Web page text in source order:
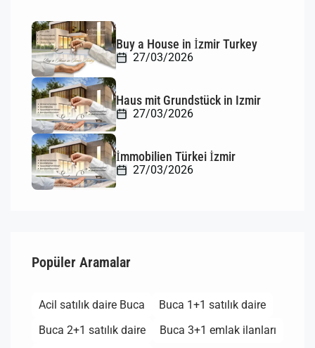
Buy a House in İzmir Turkey
27/03/2026
Haus mit Grundstück in Izmir
27/03/2026
İmmobilien Türkei İzmir
27/03/2026
Popüler Aramalar
Acil satılık daire Buca
Buca 1+1 satılık daire
Buca 2+1 satılık daire
Buca 3+1 emlak ilanları